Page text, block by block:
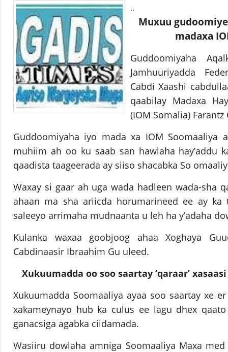
..
Muxuu
madaxa
Guddoomiyaha
Jamhuuriyadda
Cabdi Xaashi
qaabilay Madaxa
(IOM Somalia) Farantz
Guddoomiyaha iyo mada xa IOM Soomaaliya
muhiim ah oo ku saab san hawlaha hay’addu
qaadista taageerada ay siiso shacabka So
Waxay si gaar ah uga wada hadleen wada-sha
ahaan ma sha ariicda horumarineed ee ay ka
saleeyo arrimaha mudnaanta u leh ha y’adaha
Kulanka waxaa goobjoog ahaa Xoghaya
Cabdinaasir Ibraahim Gu uleed.
Xukuumadda oo soo saartay ‘qaraar’
Xukuumadda Soomaaliya ayaa soo saartay xe
xakameynayo hub ka culus ee lagu dhex
ganacsiga agabka ciidamada.
Wasiiru dowlaha amniga Soomaaliya Maxa